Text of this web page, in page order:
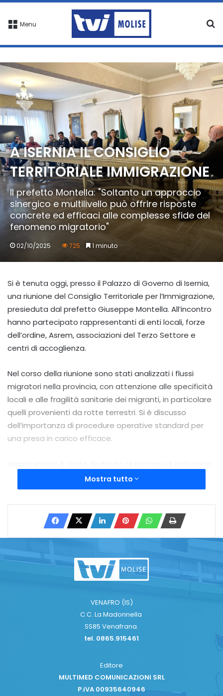
Menu
A ISERNIA IL CONSIGLIO
TERRITORIALE IMMIGRAZIONE
Il prefetto Montella: "Soltanto un approccio
sinergico e multilivello può offrire risposte
concrete ed efficaci alle complesse sfide del
fenomeno migratorio"
02/10/2025 725 1 minuto
Si è tenuta oggi, presso il Palazzo di Governo di Isernia,
una riunione del Consiglio Territoriale per l’Immigrazione,
presieduta dal prefetto Giuseppe Montella. All’incontro
hanno partecipato rappresentanti di enti locali, forze
dell’ordine, Asrem, associazioni del Terzo Settore e
centri di accoglienza.
Nel corso della riunione sono stati analizzati i flussi
migratori nella provincia, con attenzione alle specificità
locali e alle fragilità sanitarie dei migranti, in particolare
quelli provenienti da rotte terrestri. Si è discusso
dell’importanza di procedure operative standard per
una presa in carico efficace.
in particolare l’apprendimento della lingua italiana e
l’inserimento lavorativo, ritenuti fondamentali per
l’integrazione socio-economica.
Il prefetto Montella ha espresso soddisfazione per il
clima di collaborazione: “Soltanto un approccio
sinergico e multilivello può offrire risposte concrete ed
efficaci alle complesse sfide del fenomeno migratorio”.
Copy URL
Mostra tutto
VENAFRO (IS)
C.C. La Madonnella
SS85 Venafrana.
tel. 0865.915461
Editore
MULTIMED COMUNICAZIONI SRL
P.iVA 00935640946